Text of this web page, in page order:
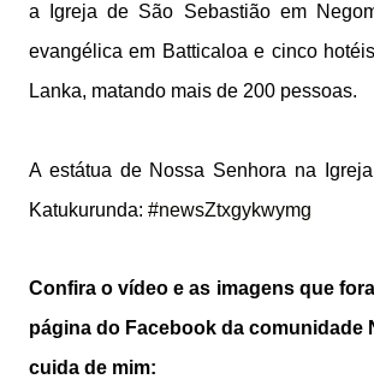
a Igreja de São Sebastião em
evangélica em Batticaloa e cinco
Lanka, matando mais de 200 pessoas.
A estátua de Nossa Senhora na
Katukurunda: #newsZtxgykwymg
Confira o vídeo e as imagens que
página do Facebook da comunidade
cuida de mim: